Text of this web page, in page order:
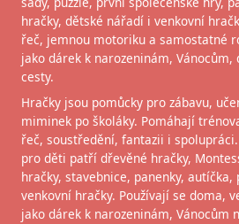
hračky, dětské nářadí i venkovní
řeč, jemnou motoriku a samostatné
jako dárek k narozeninám, Vánocům,
cesty.
Hračky jsou pomůcky pro zábavu,
miminek po školáky. Pomáhají
řeč, soustředění, fantazii i
pro děti patří dřevěné hračky,
hračky, stavebnice, panenky, autíčka,
venkovní hračky. Používají se doma,
jako dárek k narozeninám, Vánocům